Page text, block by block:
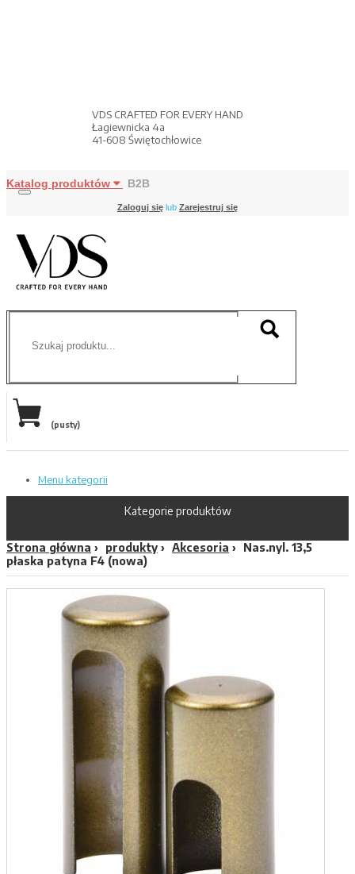
VDS CRAFTED FOR EVERY HAND
Łagiewnicka 4a
41-608 Świętochłowice
Katalog produktów B2B
Zaloguj się lub Zarejestruj się
(pusty)
Menu kategorii
Kategorie produktów
Strona główna produkty Akcesoria
Nas.nyl. 13,5
płaska patyna F4 (nowa)